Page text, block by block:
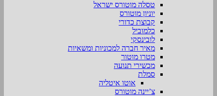
טסלה מוטורס ישראל
יוניון מוטורס
קבוצת כדורי
כלמוביל
לובינסקי
מאיר חברה למכוניות ומשאיות
מטרו מוטור
מכשירי תנועה
סמלת
אוטו איטליה
צ’יינה מוטורס